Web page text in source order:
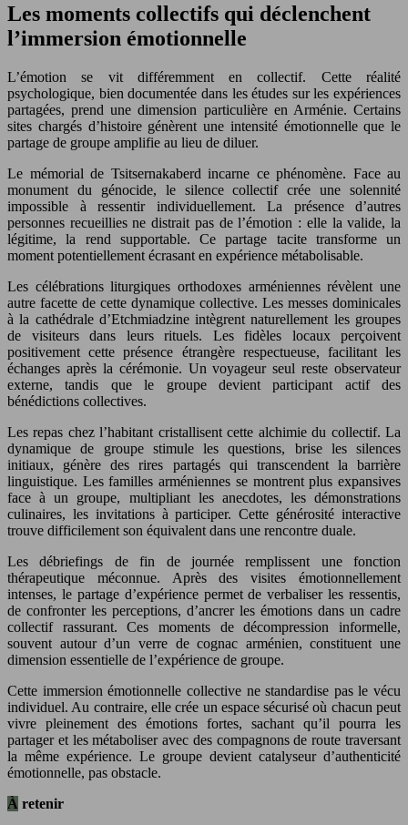
Les moments collectifs qui déclenchent
l’immersion émotionnelle
L’émotion se vit différemment en collectif. Cette réalité
psychologique, bien documentée dans les études sur les expériences
partagées, prend une dimension particulière en Arménie. Certains
sites chargés d’histoire génèrent une intensité émotionnelle que le
partage de groupe amplifie au lieu de diluer.
Le mémorial de Tsitsernakaberd incarne ce phénomène. Face au
monument du génocide, le silence collectif crée une solennité
impossible à ressentir individuellement. La présence d’autres
personnes recueillies ne distrait pas de l’émotion : elle la valide, la
légitime, la rend supportable. Ce partage tacite transforme un
moment potentiellement écrasant en expérience métabolisable.
Les célébrations liturgiques orthodoxes arméniennes révèlent une
autre facette de cette dynamique collective. Les messes dominicales
à la cathédrale d’Etchmiadzine intègrent naturellement les groupes
de visiteurs dans leurs rituels. Les fidèles locaux perçoivent
positivement cette présence étrangère respectueuse, facilitant les
échanges après la cérémonie. Un voyageur seul reste observateur
externe, tandis que le groupe devient participant actif des
bénédictions collectives.
Les repas chez l’habitant cristallisent cette alchimie du collectif. La
dynamique de groupe stimule les questions, brise les silences
initiaux, génère des rires partagés qui transcendent la barrière
linguistique. Les familles arméniennes se montrent plus expansives
face à un groupe, multipliant les anecdotes, les démonstrations
culinaires, les invitations à participer. Cette générosité interactive
trouve difficilement son équivalent dans une rencontre duale.
Les débriefings de fin de journée remplissent une fonction
thérapeutique méconnue. Après des visites émotionnellement
intenses, le partage d’expérience permet de verbaliser les ressentis,
de confronter les perceptions, d’ancrer les émotions dans un cadre
collectif rassurant. Ces moments de décompression informelle,
souvent autour d’un verre de cognac arménien, constituent une
dimension essentielle de l’expérience de groupe.
Cette immersion émotionnelle collective ne standardise pas le vécu
individuel. Au contraire, elle crée un espace sécurisé où chacun peut
vivre pleinement des émotions fortes, sachant qu’il pourra les
partager et les métaboliser avec des compagnons de route traversant
la même expérience. Le groupe devient catalyseur d’authenticité
émotionnelle, pas obstacle.
À retenir